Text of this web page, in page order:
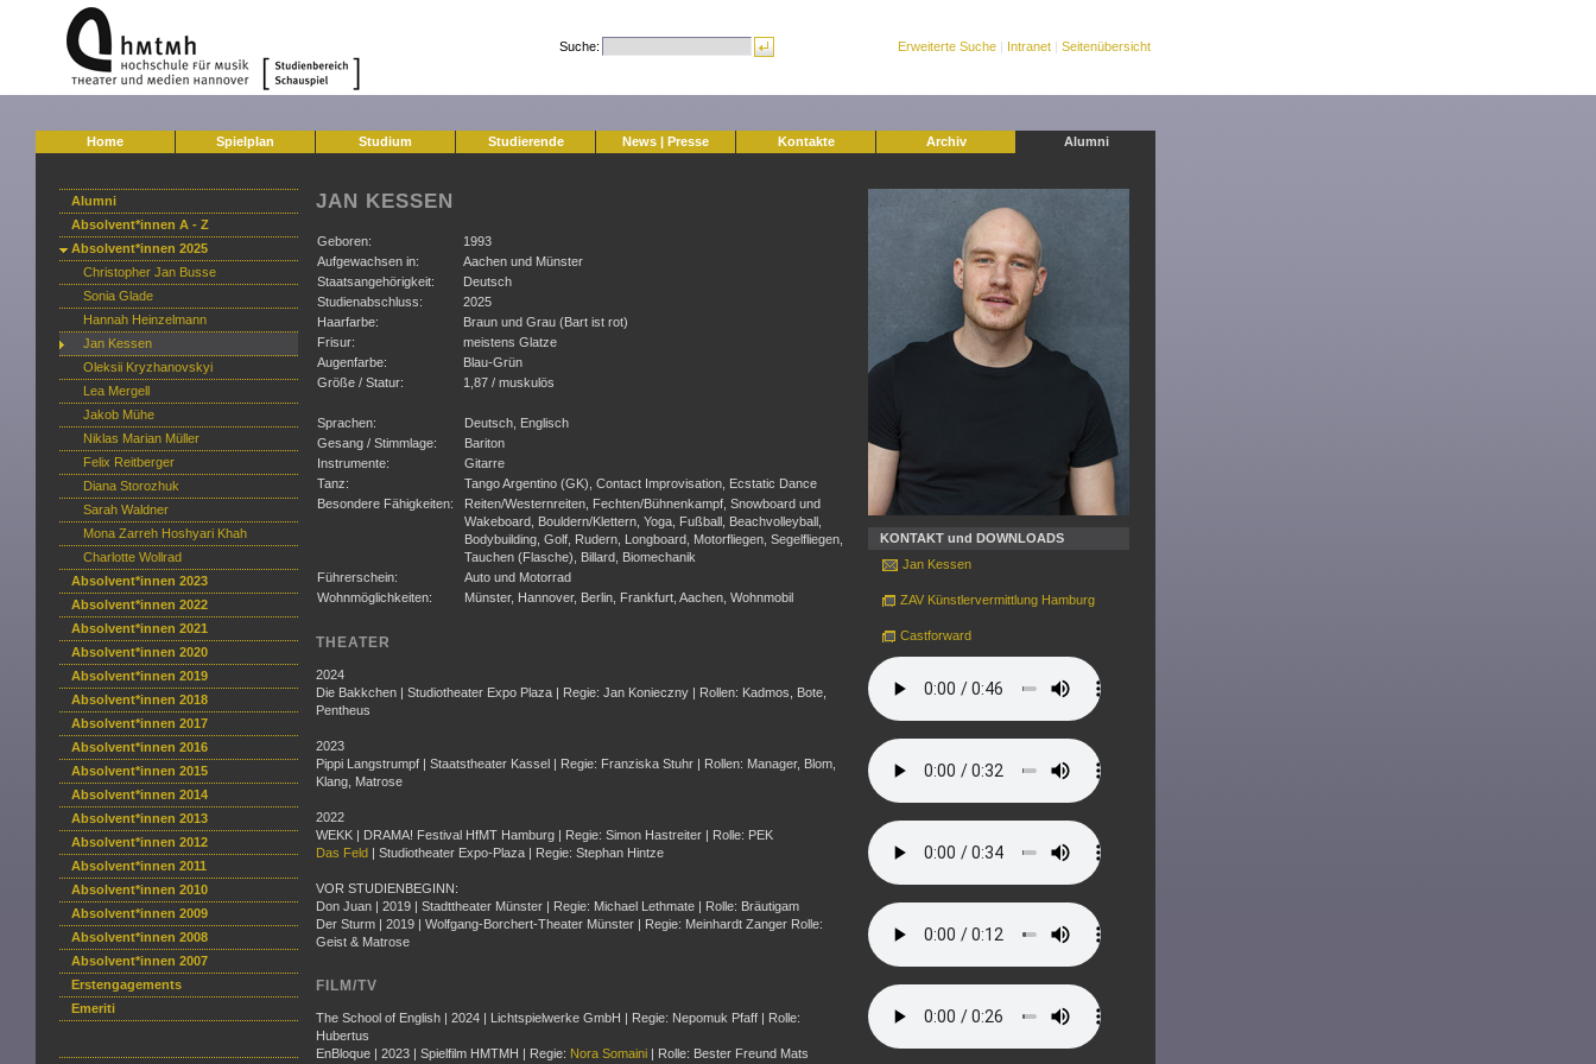
Suche: Erweiterte Suche | Intranet | Seitenübersicht
Home Spielplan Studium Studierende News | Presse Kontakte Archiv Alumni
Alumni
Absolvent*innen A - Z
Absolvent*innen 2025
Christopher Jan Busse
Sonia Glade
Hannah Heinzelmann
Jan Kessen
Oleksii Kryzhanovskyi
Lea Mergell
Jakob Mühe
Niklas Marian Müller
Felix Reitberger
Diana Storozhuk
Sarah Waldner
Mona Zarreh Hoshyari Khah
Charlotte Wollrad
Absolvent*innen 2023
Absolvent*innen 2022
Absolvent*innen 2021
Absolvent*innen 2020
Absolvent*innen 2019
Absolvent*innen 2018
Absolvent*innen 2017
Absolvent*innen 2016
Absolvent*innen 2015
Absolvent*innen 2014
Absolvent*innen 2013
Absolvent*innen 2012
Absolvent*innen 2011
Absolvent*innen 2010
Absolvent*innen 2009
Absolvent*innen 2008
Absolvent*innen 2007
Erstengagements
Emeriti
JAN KESSEN
Geboren:
1993
Aufgewachsen in:
Aachen und Münster
Staatsangehörigkeit:
Deutsch
Studienabschluss:
2025
Haarfarbe:
Braun und Grau (Bart ist rot)
Frisur:
meistens Glatze
Augenfarbe:
Blau-Grün
Größe / Statur:
1,87 / muskulös
Sprachen:
Deutsch, Englisch
Gesang / Stimmlage:
Bariton
Instrumente:
Gitarre
Tanz:
Tango Argentino (GK), Contact Improvisation, Ecstatic Dance
Besondere Fähigkeiten:
Reiten/Westernreiten, Fechten/Bühnenkampf, Snowboard und
Wakeboard, Bouldern/Klettern, Yoga, Fußball, Beachvolleyball,
Bodybuilding, Golf, Rudern, Longboard, Motorfliegen, Segelfliegen,
Tauchen (Flasche), Billard, Biomechanik
Führerschein:
Auto und Motorrad
Wohnmöglichkeiten:
Münster, Hannover, Berlin, Frankfurt, Aachen, Wohnmobil
THEATER
2024
Die Bakkchen | Studiotheater Expo Plaza | Regie: Jan Konieczny | Rollen: Kadmos, Bote,
Pentheus
2023
Pippi Langstrumpf | Staatstheater Kassel | Regie: Franziska Stuhr | Rollen: Manager, Blom,
Klang, Matrose
2022
WEKK | DRAMA! Festival HfMT Hamburg | Regie: Simon Hastreiter | Rolle: PEK
Das Feld | Studiotheater Expo-Plaza | Regie: Stephan Hintze
VOR STUDIENBEGINN:
Don Juan | 2019 | Stadttheater Münster | Regie: Michael Lethmate | Rolle: Bräutigam
Der Sturm | 2019 | Wolfgang-Borchert-Theater Münster | Regie: Meinhardt Zanger Rolle:
Geist & Matrose
FILM/TV
The School of English | 2024 | Lichtspielwerke GmbH | Regie: Nepomuk Pfaff | Rolle:
Hubertus
EnBloque | 2023 | Spielfilm HMTMH | Regie: Nora Somaini | Rolle: Bester Freund Mats
KONTAKT und DOWNLOADS
Jan Kessen
ZAV Künstlervermittlung Hamburg
Castforward